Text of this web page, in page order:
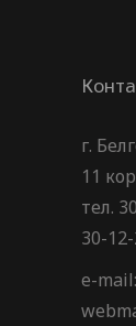
г.
11
тел.
30-
e-